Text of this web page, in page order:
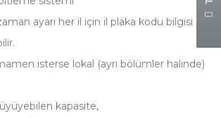
ayarı her il için il plaka kodu bilgisi ile
isterse lokal (ayrı bölümler halinde)
kapasite,